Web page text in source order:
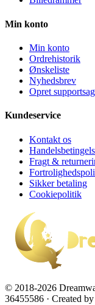
Min konto
Min konto
Ordrehistorik
Ønskeliste
Nyhedsbrev
Opret supportsag
Kundeservice
Kontakt os
Fragt &
Sikker betaling
Cookiepolitik
© 2018-2026
36455586 · Created